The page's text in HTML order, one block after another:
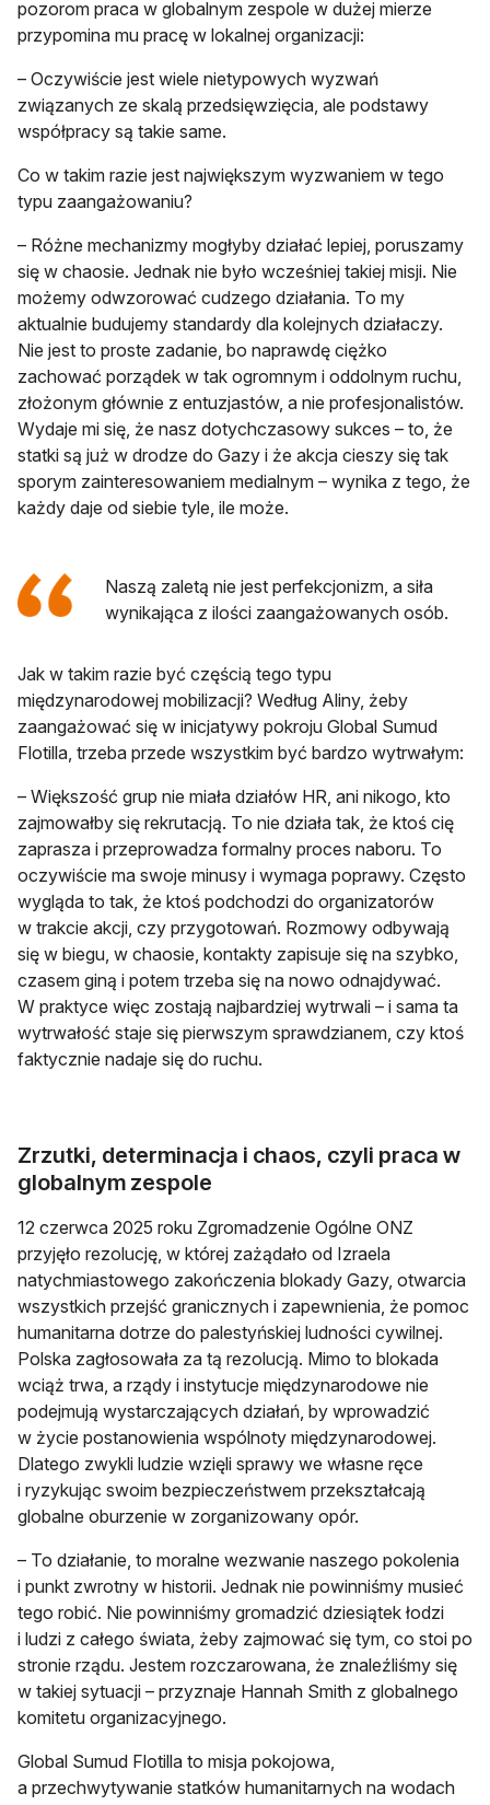
pozorom praca w globalnym zespole w dużej mierze
przypomina mu pracę w lokalnej organizacji:
– Oczywiście jest wiele nietypowych wyzwań
związanych ze skalą przedsięwzięcia, ale podstawy
współpracy są takie same.
Co w takim razie jest największym wyzwaniem w tego
typu zaangażowaniu?
– Różne mechanizmy mogłyby działać lepiej, poruszamy
się w chaosie. Jednak nie było wcześniej takiej misji. Nie
możemy odwzorować cudzego działania. To my
aktualnie budujemy standardy dla kolejnych działaczy.
Nie jest to proste zadanie, bo naprawdę ciężko
zachować porządek w tak ogromnym i oddolnym ruchu,
złożonym głównie z entuzjastów, a nie profesjonalistów.
Wydaje mi się, że nasz dotychczasowy sukces – to, że
statki są już w drodze do Gazy i że akcja cieszy się tak
sporym zainteresowaniem medialnym – wynika z tego, że
każdy daje od siebie tyle, ile może.
Naszą zaletą nie jest perfekcjonizm, a siła
wynikająca z ilości zaangażowanych osób.
Jak w takim razie być częścią tego typu
międzynarodowej mobilizacji? Według Aliny, żeby
zaangażować się w inicjatywy pokroju Global Sumud
Flotilla, trzeba przede wszystkim być bardzo wytrwałym:
– Większość grup nie miała działów HR, ani nikogo, kto
zajmowałby się rekrutacją. To nie działa tak, że ktoś cię
zaprasza i przeprowadza formalny proces naboru. To
oczywiście ma swoje minusy i wymaga poprawy. Często
wygląda to tak, że ktoś podchodzi do organizatorów
w trakcie akcji, czy przygotowań. Rozmowy odbywają
się w biegu, w chaosie, kontakty zapisuje się na szybko,
czasem giną i potem trzeba się na nowo odnajdywać.
W praktyce więc zostają najbardziej wytrwali – i sama ta
wytrwałość staje się pierwszym sprawdzianem, czy ktoś
faktycznie nadaje się do ruchu.
Zrzutki, determinacja i chaos, czyli praca w
globalnym zespole
12 czerwca 2025 roku Zgromadzenie Ogólne ONZ
przyjęło rezolucję, w której zażądało od Izraela
natychmiastowego zakończenia blokady Gazy, otwarcia
wszystkich przejść granicznych i zapewnienia, że pomoc
humanitarna dotrze do palestyńskiej ludności cywilnej.
Polska zagłosowała za tą rezolucją. Mimo to blokada
wciąż trwa, a rządy i instytucje międzynarodowe nie
podejmują wystarczających działań, by wprowadzić
w życie postanowienia wspólnoty międzynarodowej.
Dlatego zwykli ludzie wzięli sprawy we własne ręce
i ryzykując swoim bezpieczeństwem przekształcają
globalne oburzenie w zorganizowany opór.
– To działanie, to moralne wezwanie naszego pokolenia
i punkt zwrotny w historii. Jednak nie powinniśmy musieć
tego robić. Nie powinniśmy gromadzić dziesiątek łodzi
i ludzi z całego świata, żeby zajmować się tym, co stoi po
stronie rządu. Jestem rozczarowana, że znaleźliśmy się
w takiej sytuacji – przyznaje Hannah Smith z globalnego
komitetu organizacyjnego.
Global Sumud Flotilla to misja pokojowa,
a przechwytywanie statków humanitarnych na wodach